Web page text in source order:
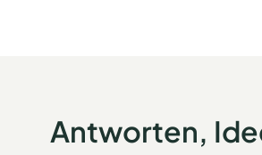
Antworten,